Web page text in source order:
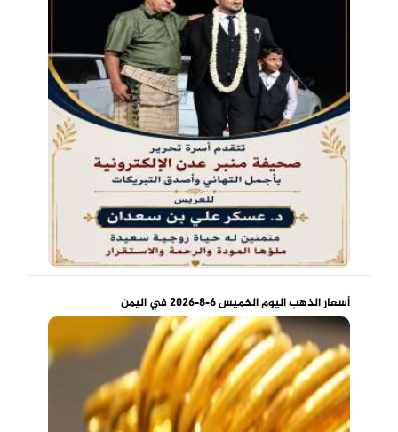
أسعار الذهب اليوم الخميس 6-8-2026 في اليمن